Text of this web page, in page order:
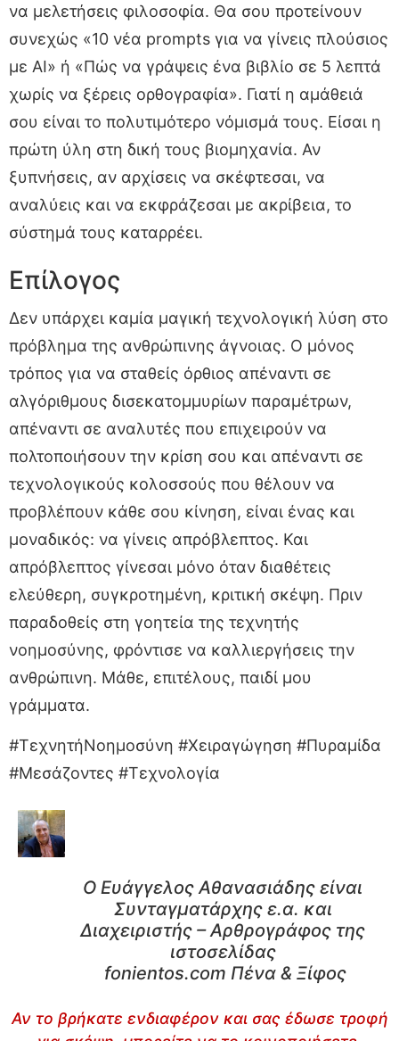
να μελετήσεις φιλοσοφία. Θα σου προτείνουν
συνεχώς «10 νέα prompts για να γίνεις πλούσιος
με AI» ή «Πώς να γράψεις ένα βιβλίο σε 5 λεπτά
χωρίς να ξέρεις ορθογραφία». Γιατί η αμάθειά
σου είναι το πολυτιμότερο νόμισμά τους. Είσαι η
πρώτη ύλη στη δική τους βιομηχανία. Αν
ξυπνήσεις, αν αρχίσεις να σκέφτεσαι, να
αναλύεις και να εκφράζεσαι με ακρίβεια, το
σύστημά τους καταρρέει.
Επίλογος
Δεν υπάρχει καμία μαγική τεχνολογική λύση στο
πρόβλημα της ανθρώπινης άγνοιας. Ο μόνος
τρόπος για να σταθείς όρθιος απέναντι σε
αλγόριθμους δισεκατομμυρίων παραμέτρων,
απέναντι σε αναλυτές που επιχειρούν να
πολτοποιήσουν την κρίση σου και απέναντι σε
τεχνολογικούς κολοσσούς που θέλουν να
προβλέπουν κάθε σου κίνηση, είναι ένας και
μοναδικός: να γίνεις απρόβλεπτος. Και
απρόβλεπτος γίνεσαι μόνο όταν διαθέτεις
ελεύθερη, συγκροτημένη, κριτική σκέψη. Πριν
παραδοθείς στη γοητεία της τεχνητής
νοημοσύνης, φρόντισε να καλλιεργήσεις την
ανθρώπινη. Μάθε, επιτέλους, παιδί μου
γράμματα.
#ΤεχνητήΝοημοσύνη #Χειραγώγηση #Πυραμίδα
#Μεσάζοντες #Τεχνολογία
Ο Ευάγγελος Αθανασιάδης είναι
Συνταγματάρχης ε.α. και
Διαχειριστής – Αρθρογράφος της
ιστοσελίδας
fonientos.com Πένα & Ξίφος
Αν το βρήκατε ενδιαφέρον και σας έδωσε τροφή